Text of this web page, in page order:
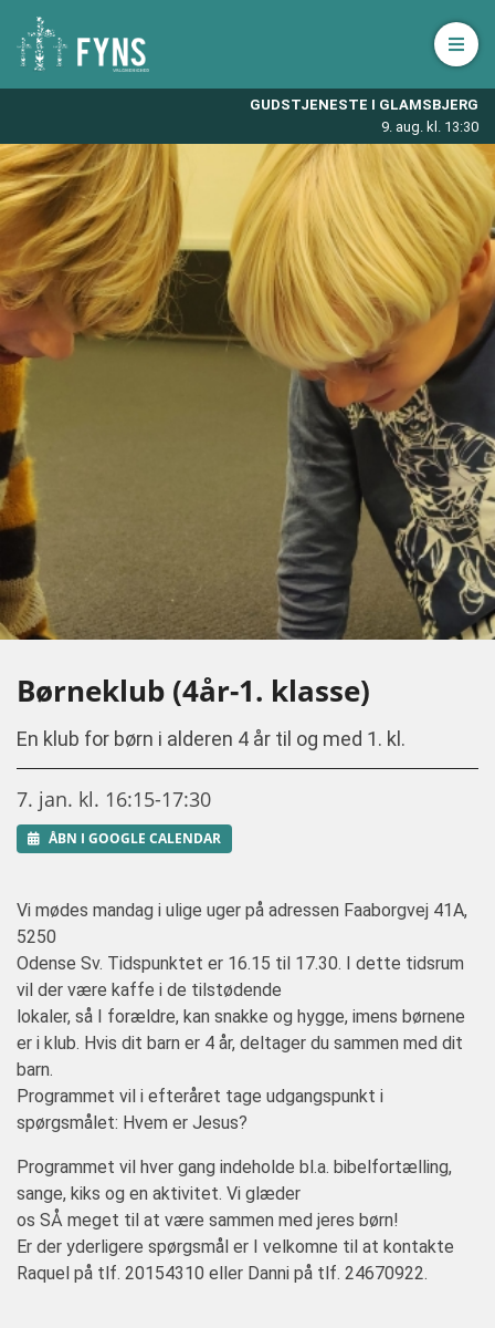
GUDSTJENESTE I GLAMSBJERG
9. aug. kl. 13:30
Åbn
Børneklub (4år-1. klasse)
En klub for børn i alderen 4 år til og med 1. kl.
7. jan. kl. 16:15-17:30
ÅBN I GOOGLE CALENDAR
Vi mødes mandag i ulige uger på adressen Faaborgvej 41A,
5250
Odense Sv. Tidspunktet er 16.15 til 17.30. I dette tidsrum
vil der være kaffe i de tilstødende
lokaler, så I forældre, kan snakke og hygge, imens børnene
er i klub. Hvis dit barn er 4 år, deltager du sammen med dit
barn.
Programmet vil i efteråret tage udgangspunkt i
spørgsmålet: Hvem er Jesus?
Programmet vil hver gang indeholde bl.a. bibelfortælling,
sange, kiks og en aktivitet. Vi glæder
os SÅ meget til at være sammen med jeres børn!
Er der yderligere spørgsmål er I velkomne til at kontakte
Raquel på tlf. 20154310 eller Danni på tlf. 24670922.